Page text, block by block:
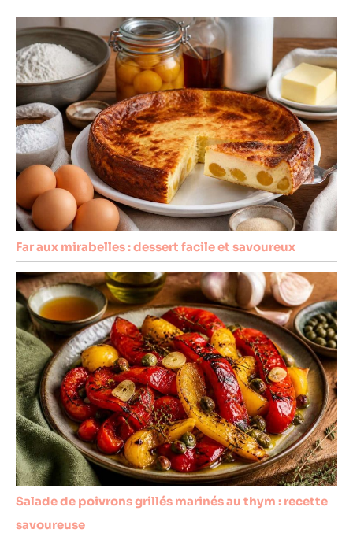
Far aux mirabelles : dessert facile et savoureux
Salade de poivrons grillés marinés au thym : recette
savoureuse